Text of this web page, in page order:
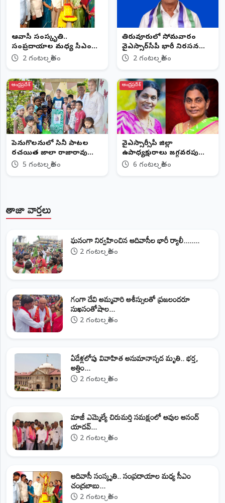
ఆదివాసీ సంస్కృతి..
సంప్రదాయాల మధ్య సీఎం
చంద్రబాబు
2 గంటల క్రితం
తిరువూరులో సోమవారం
వైఎస్సార్‌సీపీ భారీ నిరసన
ర్యాలీ2 గంటల క్రితం
ఆంధ్రప్రదేశ్
పెనుగొలనులో సినీ పాటల
రచయిత జాలాది రాజారావు
94వ జయంతి వేడుకలు
5 గంటల క్రితం
ఆంధ్రప్రదేశ్
వైఎస్సార్సీపీ జిల్లా
ఉపాధ్యక్షురాలు జగ్గవరపు
జానకిరెడ్డి కన్నుమూత
6 గంటల క్రితం
తాజా వార్తలు
ఘనంగా నిర్వహించిన ఆదివాసీల భారీ ర్యాలీ........
2 గంటల క్రితం
గంగా దేవి అమ్మవారి ఆశీస్సులతో ప్రజలందరూ
సుఖసంతోషాల...
2 గంటల క్రితం
ఏడేళ్లలోపు వివాహిత అనుమానాస్పద మృతి.. భర్త,
అత్తిం...
2 గంటల క్రితం
మాజీ ఎమ్మెల్యే చిరుమర్తి సమక్షంలో ఆవుల ఆనంద్
యాదవ్...
2 గంటల క్రితం
ఆదివాసీ సంస్కృతి.. సంప్రదాయాల మధ్య సీఎం
చంద్రబాబు...
2 గంటల క్రితం